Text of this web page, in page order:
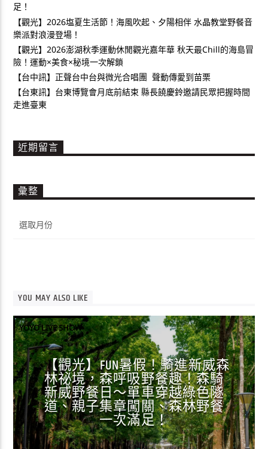
足！
【觀光】2026塩夏生活節！海風吹起、夕陽相伴 水晶教堂野餐音
樂派對浪漫登場！
【觀光】2026澎湖秋季運動休閒觀光嘉年華 秋天最Chill的海島冒
險！運動×美食×秘境一次解鎖
【台中訊】正聲台中台與微光合唱團 聲動傳愛到苗栗
【台東訊】台東博覽會月底前結束 縣長饒慶鈴邀請民眾把握時間
走進臺東
近期留言
彙整
整
YOU MAY ALSO LIKE
YOYO LIVE SHOW
【觀光】FUN暑假！騎進新威森
林祕境，森呼吸野餐趣！森騎
新威野餐日～單車穿越綠色隧
道、親子集章闖關、森林野餐
一次滿足！